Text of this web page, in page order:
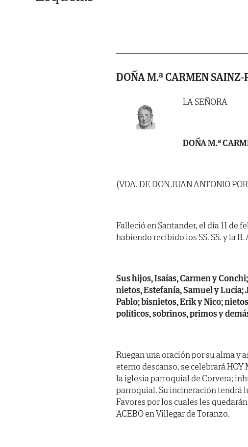
DOÑA M.ª CARMEN
LA SEÑORA
DOÑA M.ª
(VDA. DE DON JUAN ANTONIO
Falleció en Santander, el día 11 de
habiendo recibido los SS. SS. y la B.
Sus hijos, Isaías, Carmen y
nietos, Estefanía, Samuel y
Pablo; bisnietos, Erik y Nico;
políticos, sobrinos, primos y
Ruegan una oración por su alma y
eterno descanso, se celebrará HOY
la iglesia parroquial de Corvera;
parroquial. Su incineración tendrá
Favores por los cuales les
ACEBO en Villegar de Toranzo.